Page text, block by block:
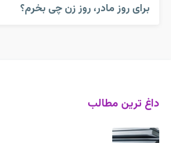
برای روز مادر، روز زن چی بخرم؟
داغ ترین مطالب